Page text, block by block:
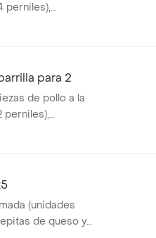
perniles),
argentinos, 4
entre 3 y 4
directo del
para 2
de pollo a la
perniles),
argentinos, 2
entre dos
(unidades
de queso y